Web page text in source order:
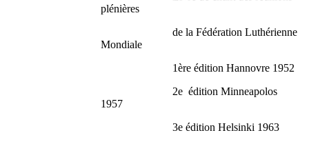
plénières
de la Fédération Luthérienne
Mondiale
1ère édition Hannovre 1952
2e édition Minneapolos
1957
3e édition Helsinki 1963